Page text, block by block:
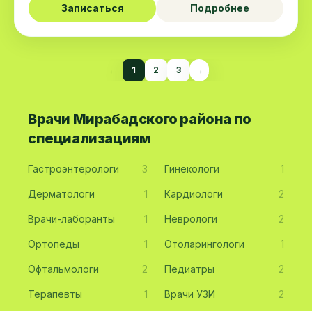
Записаться Подробнее
← 1 2 3 →
Врачи Мирабадского района по
специализациям
Гастроэнтерологи 3 Гинекологи 1
Дерматологи 1 Кардиологи 2
Врачи-лаборанты 1 Неврологи 2
Ортопеды 1 Отоларингологи 1
Офтальмологи 2 Педиатры 2
Терапевты 1 Врачи УЗИ 2